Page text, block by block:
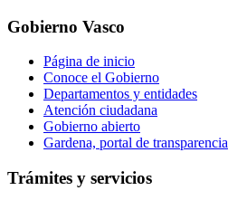
Gobierno Vasco
Página de inicio
Conoce el Gobierno
Departamentos y entidades
Atención ciudadana
Gobierno abierto
Gardena, portal de transparencia
Trámites y servicios